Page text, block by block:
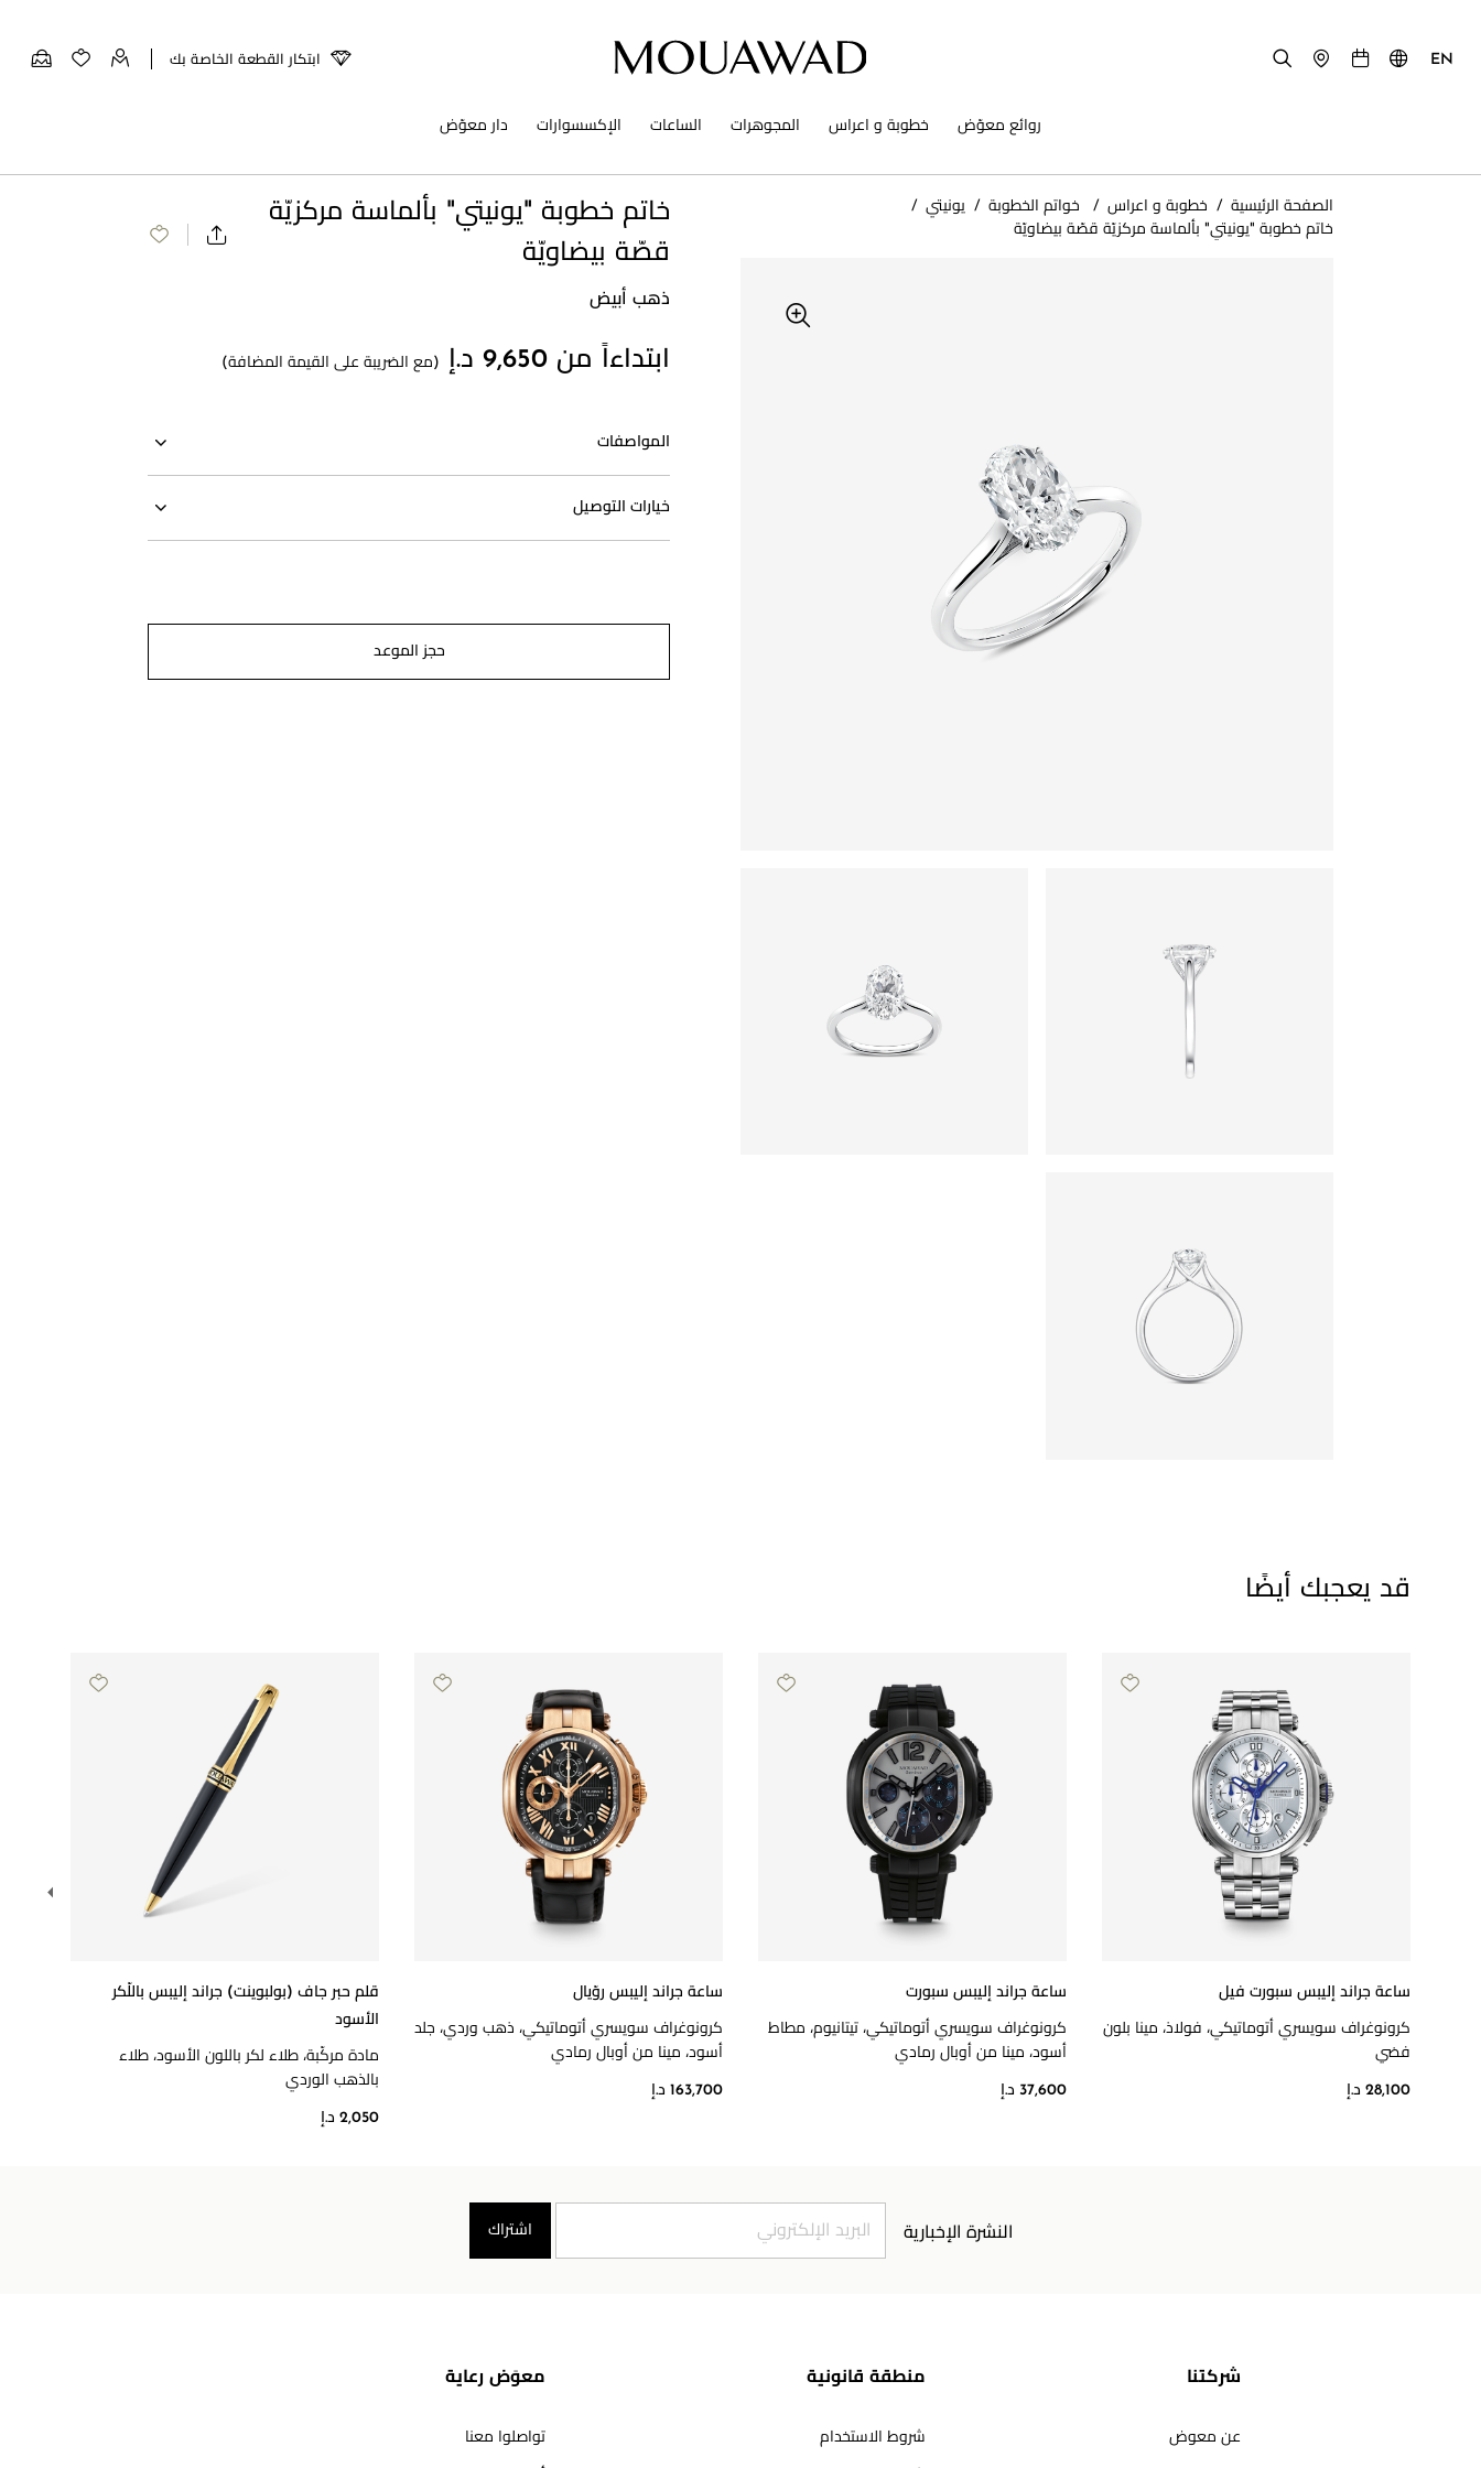
EN ابتكار القطعة الخاصة بك
روائع معوّض خطوبة و اعراس المجوهرات الساعات الإكسسوارات دار معوّض
الصفحة الرئيسية / خطوبة و اعراس / ​ خواتم الخطوبة / يونيتي /
خاتم خطوبة "يونيتي" بألماسة مركزيّة قصّة بيضاويّة
خاتم خطوبة "يونيتي" بألماسة مركزيّة
قصّة بيضاويّة
ذهب أبيض
ابتداءاً من 9,650 د.إ (مع الضريبة على القيمة المضافة)
المواصفات
خيارات التوصيل
حجز الموعد
قد يعجبك أيضًا
ساعة جراند إليبس سبورت فيل
كرونوغراف سويسري أتوماتيكي، فولاذ، مينا بلون
فضي
28,100 د.إ
ساعة جراند إليبس سبورت
كرونوغراف سويسري أتوماتيكي، تيتانيوم، مطاط
أسود، مينا من أوبال رمادي
37,600 د.إ
ساعة جراند إليبس روّيال
كرونوغراف سويسري أتوماتيكي، ذهب وردي، جلد
أسود، مينا من أوبال رمادي
163,700 د.إ
قلم حبر جاف (بولبوينت) جراند إليبس باللّكر
الأسود
مادة مركّبة، طلاء لكر باللون الأسود، طلاء
بالذهب الوردي
2,050 د.إ
النشرة الإخبارية اشتراك
شركتنا
عن معوض
منطقة قانونية
شروط الاستخدام
معوَض رعاية
تواصلوا معنا